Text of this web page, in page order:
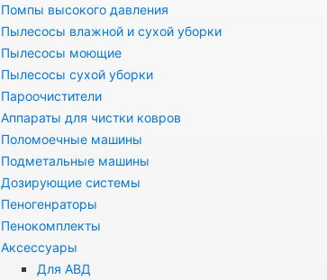
Помпы высокого давления
Пылесосы влажной и сухой уборки
Пылесосы моющие
Пылесосы сухой уборки
Пароочистители
Аппараты для чистки ковров
Поломоечные машины
Подметальные машины
Дозирующие системы
Пеногенраторы
Пенокомплекты
Аксессуары
Для АВД